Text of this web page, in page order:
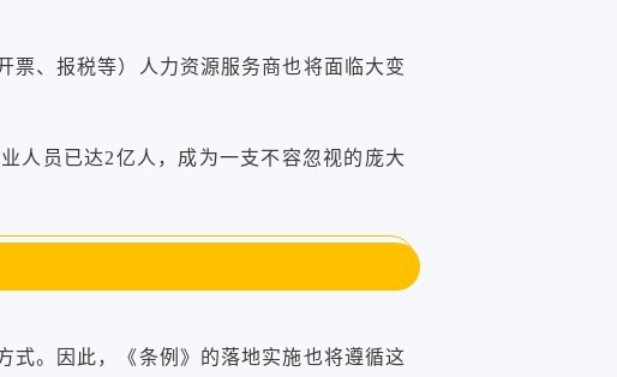
票、报税等）人力资源服务商也将面临大变
人员已达2亿人，成为一支不容忽视的庞大
式。因此，《条例》的落地实施也将遵循这